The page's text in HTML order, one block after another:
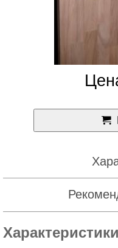
Характеристики